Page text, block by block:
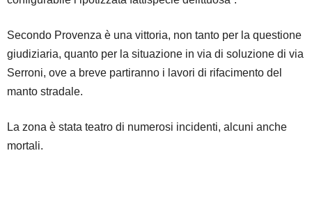
Secondo Provenza è una vittoria, non tanto per la questione
giudiziaria, quanto per la situazione in via di soluzione di via
Serroni, ove a breve partiranno i lavori di rifacimento del
manto stradale.
La zona è stata teatro di numerosi incidenti, alcuni anche
mortali.